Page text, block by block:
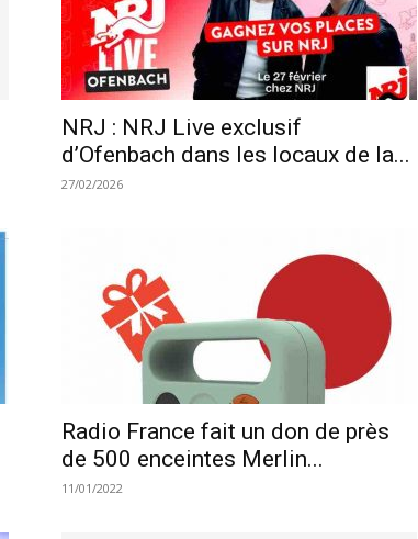
NRJ : NRJ Live exclusif
d’Ofenbach dans les locaux de la...
27/02/2026
Radio France fait un don de près
de 500 enceintes Merlin...
11/01/2022